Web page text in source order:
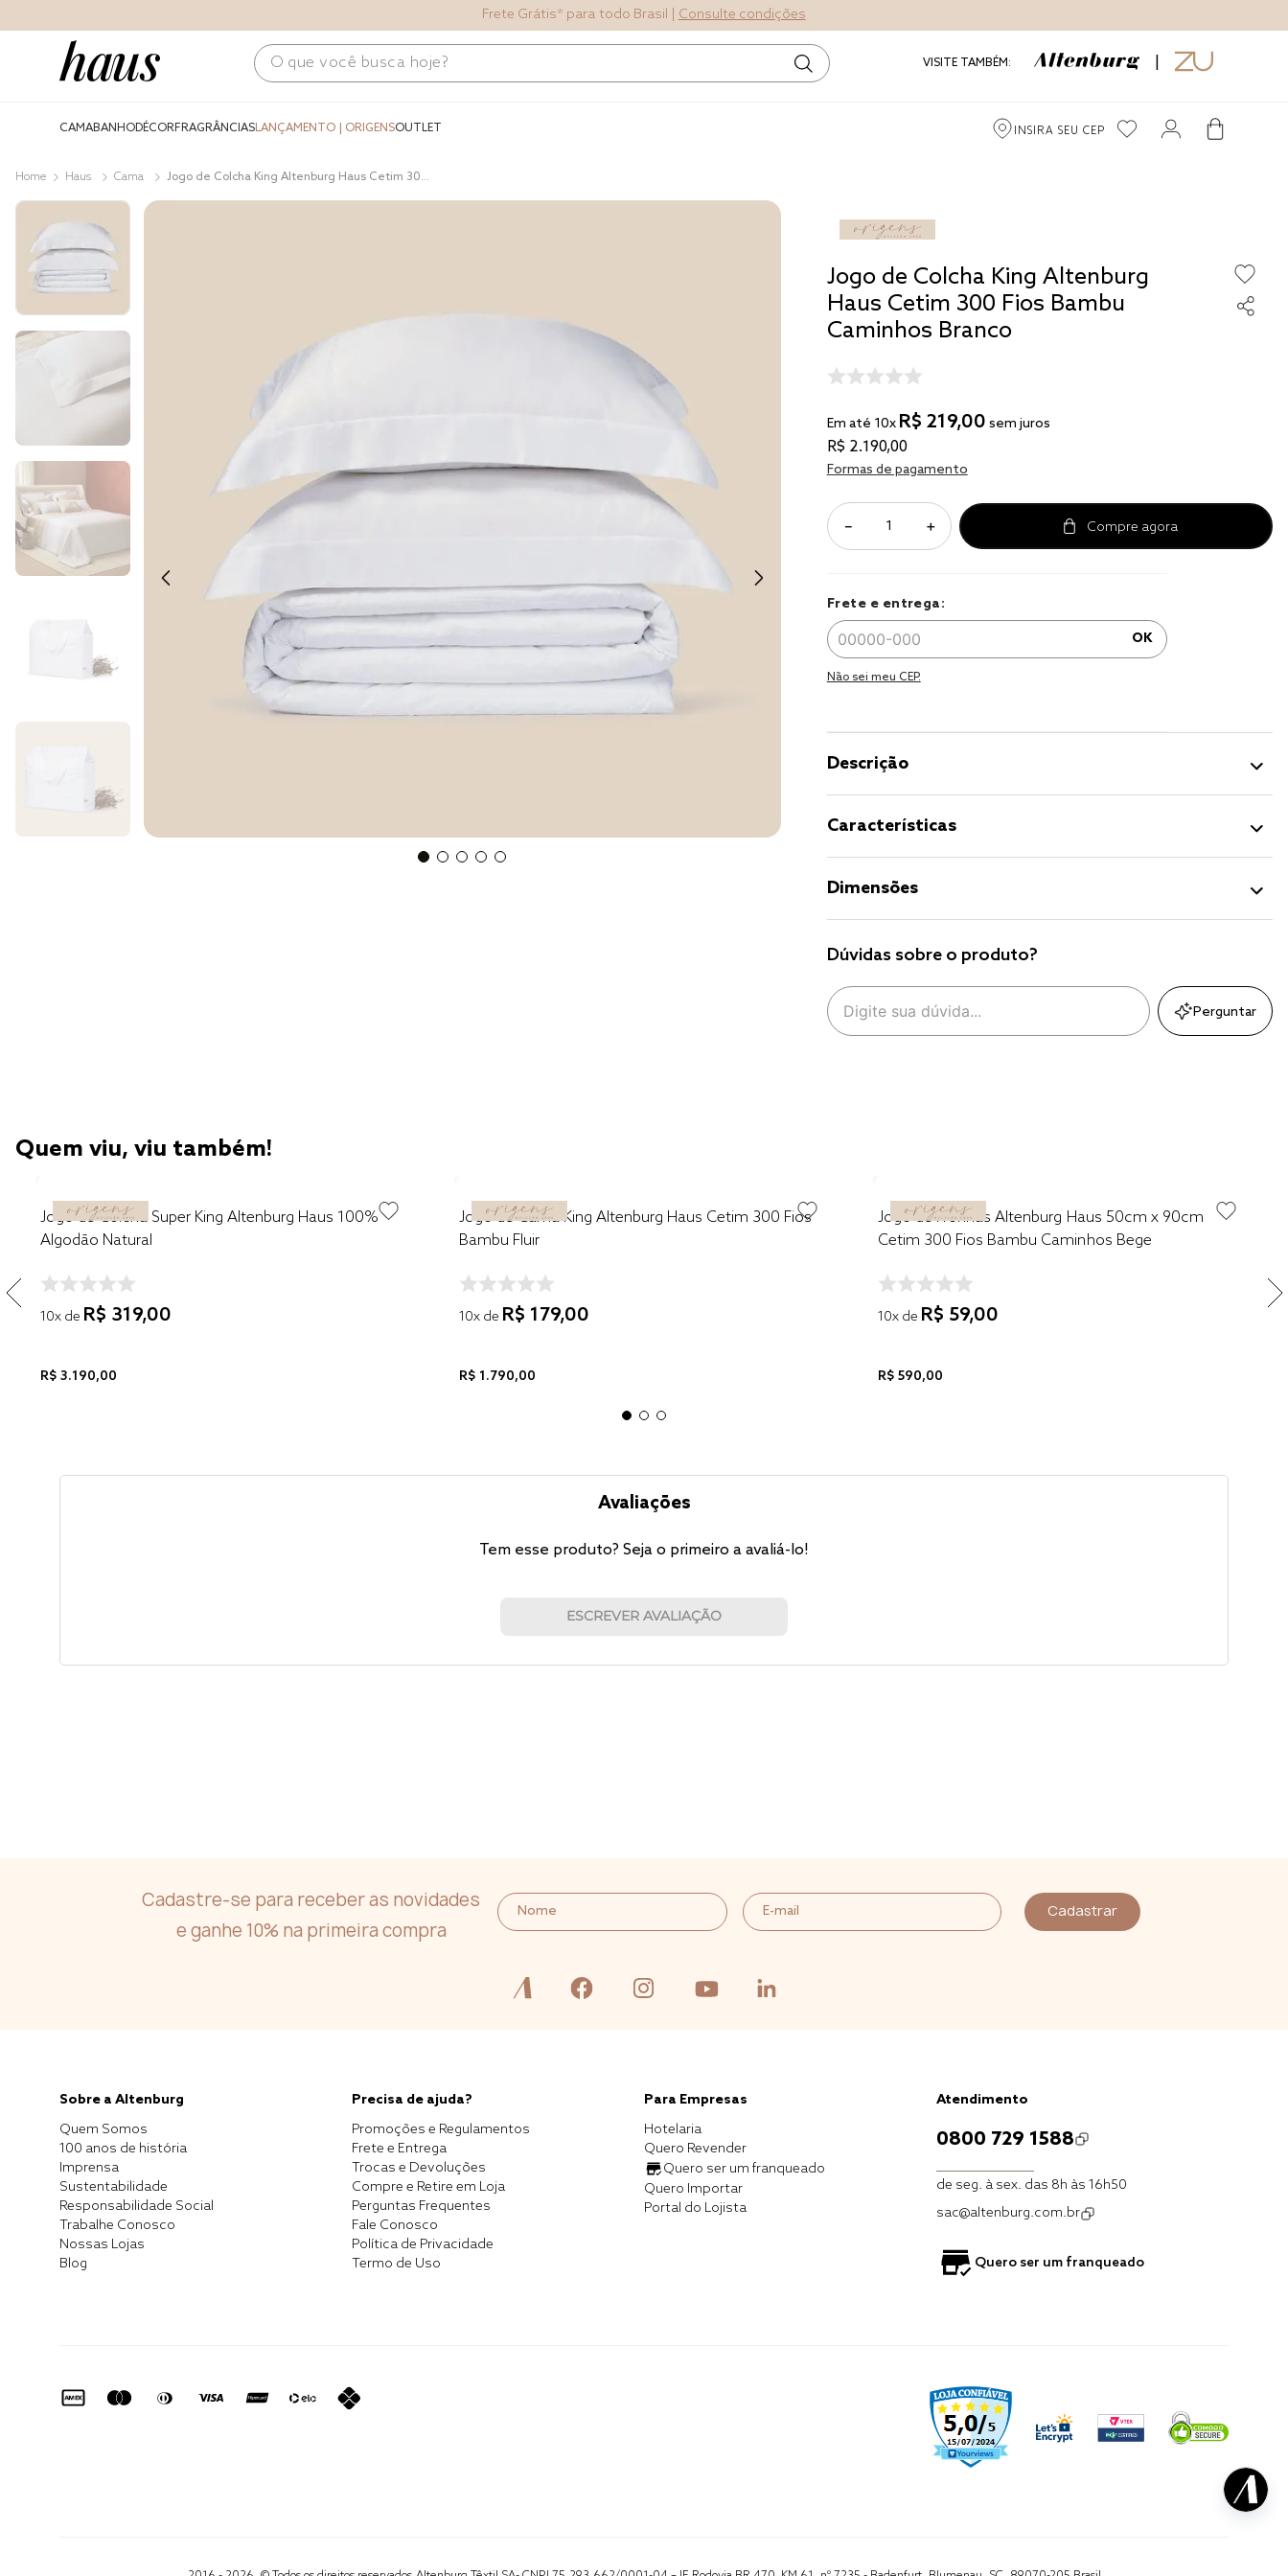
Frete Grátis* para todo Brasil | Consulte condições
O que você busca hoje?
VISITE TAMBÉM:
CAMABANHODÉCORFRAGRÂNCIASLANÇAMENTO | ORIGENSOUTLET INSIRA SEU CEP
Haus Cama
Jogo de Colcha King Altenburg Haus Cetim 300
Jogo de Colcha King Altenburg
Haus Cetim 300 Fios Bambu
Caminhos Branco
Em até 10x R$ 219,00 sem juros
R$ 2.190,00
Formas de pagamento
＋
－
Frete e entrega:
OK
Não sei meu CEP.
Descrição
Características
Dimensões
Dúvidas sobre o produto?
Perguntar
Quem viu, viu também!
Jogo de Colcha Super King Altenburg Haus 100%
Algodão Natural
10x de R$ 319,00
R$ 3.190,00
Jogo de Cama King Altenburg Haus Cetim 300 Fios
Bambu Fluir
10x de R$ 179,00
R$ 1.790,00
Jogo de Fronhas Altenburg Haus 50cm x 90cm
Cetim 300 Fios Bambu Caminhos Bege
10x de R$ 59,00
R$ 590,00
Avaliações
Tem esse produto? Seja o primeiro a avaliá-lo!
ESCREVER AVALIAÇÃO
Cadastre-se para receber as novidades
e ganhe 10% na primeira compra
Cadastrar
Sobre a Altenburg
Quem Somos
100 anos de história
Imprensa
Sustentabilidade
Responsabilidade Social
Trabalhe Conosco
Nossas Lojas
Blog
Precisa de ajuda?
Promoções e Regulamentos
Frete e Entrega
Trocas e Devoluções
Compre e Retire em Loja
Perguntas Frequentes
Fale Conosco
Política de Privacidade
Termo de Uso
Para Empresas
Hotelaria
Quero Revender
Quero ser um franqueado
Quero Importar
Portal do Lojista
Atendimento
0800 729 1588
de seg. à sex. das 8h às 16h50
sac@altenburg.com.br
Quero ser um franqueado